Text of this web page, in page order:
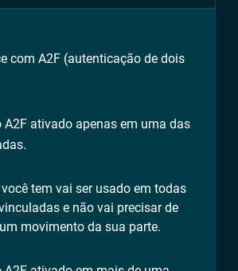
com A2F (autenticação de dois
A2F ativado apenas em uma das
você tem vai ser usado em todas
e não vai precisar de
movimento da sua parte.